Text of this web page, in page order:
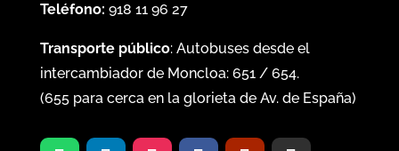
Teléfono: 918 11 96 27
Transporte público: Autobuses desde el
intercambiador de Moncloa: 651/ 654.
(655para cerca en la glorieta de Av. de España)